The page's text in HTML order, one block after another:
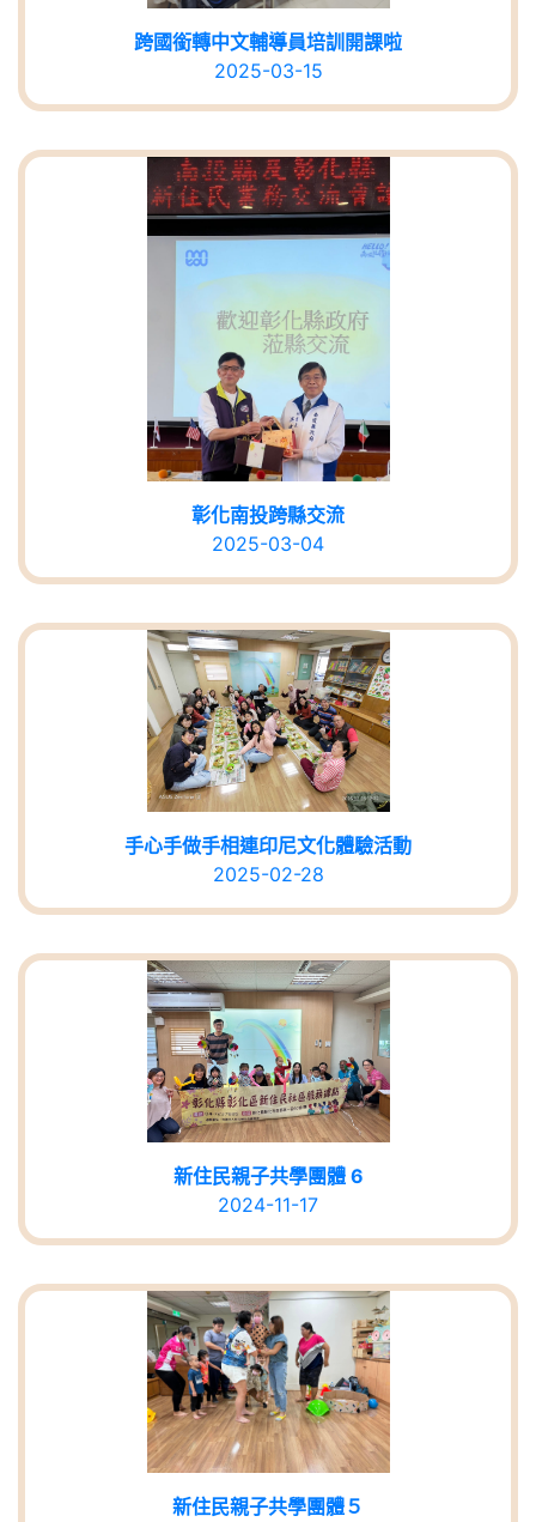
跨國銜轉中文輔導員培訓開課啦
2025-03-15
彰化南投跨縣交流
2025-03-04
手心手做手相連印尼文化體驗活動
2025-02-28
新住民親子共學團體 6
2024-11-17
新住民親子共學團體５